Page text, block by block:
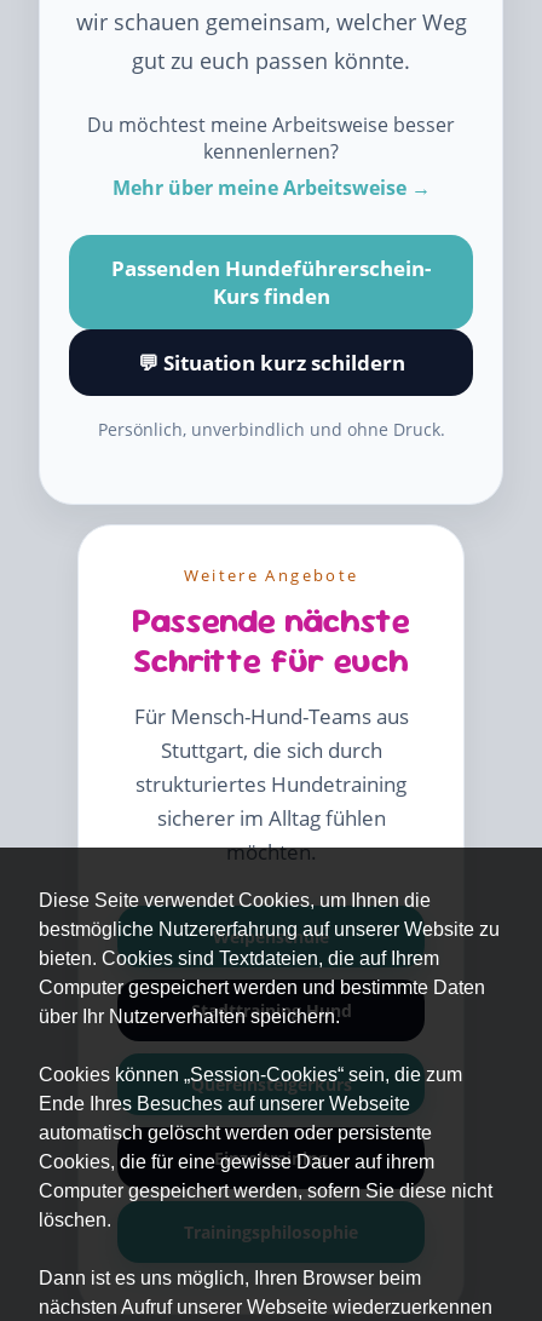
Diese Seite verwendet Cookies, um Ihnen die
bestmögliche Nutzererfahrung auf unserer Website zu
bieten. Cookies sind Textdateien, die auf Ihrem
Computer gespeichert werden und bestimmte Daten
über Ihr Nutzerverhalten speichern.
Cookies können „Session-Cookies“ sein, die zum
Ende Ihres Besuches auf unserer Webseite
automatisch gelöscht werden oder persistente
Cookies, die für eine gewisse Dauer auf ihrem
Computer gespeichert werden, sofern Sie diese nicht
löschen.
Dann ist es uns möglich, Ihren Browser beim
nächsten Aufruf unserer Webseite wiederzuerkennen
wir schauen gemeinsam, welcher Weg
gut zu euch passen könnte.
Du möchtest meine Arbeitsweise besser
kennenlernen?
Mehr über meine Arbeitsweise →
Passenden Hundeführerschein-
Kurs finden
💬 Situation kurz schildern
Persönlich, unverbindlich und ohne Druck.
Weitere Angebote
Passende nächste
Schritte für euch
Für Mensch-Hund-Teams aus
Stuttgart, die sich durch
strukturiertes Hundetraining
sicherer im Alltag fühlen
möchten.
Welpenschule
Stadttraining Hund
Quereinsteigerkurs
Einzeltraining
Trainingsphilosophie